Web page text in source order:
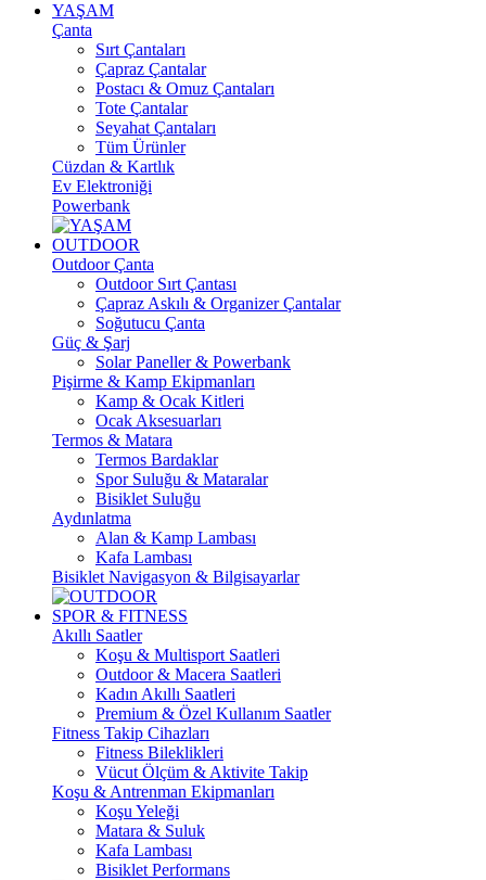
YAŞAM
Çanta
Sırt Çantaları
Çapraz Çantalar
Postacı & Omuz Çantaları
Tote Çantalar
Seyahat Çantaları
Tüm Ürünler
Cüzdan & Kartlık
Ev Elektroniği
Powerbank
OUTDOOR
Outdoor Çanta
Outdoor Sırt Çantası
Çapraz Askılı & Organizer Çantalar
Soğutucu Çanta
Güç & Şarj
Solar Paneller & Powerbank
Pişirme & Kamp Ekipmanları
Kamp & Ocak Kitleri
Ocak Aksesuarları
Termos & Matara
Termos Bardaklar
Spor Suluğu & Mataralar
Bisiklet Suluğu
Aydınlatma
Alan & Kamp Lambası
Kafa Lambası
Bisiklet Navigasyon & Bilgisayarlar
SPOR & FITNESS
Akıllı Saatler
Koşu & Multisport Saatleri
Outdoor & Macera Saatleri
Kadın Akıllı Saatleri
Premium & Özel Kullanım Saatler
Fitness Takip Cihazları
Fitness Bileklikleri
Vücut Ölçüm & Aktivite Takip
Koşu & Antrenman Ekipmanları
Koşu Yeleği
Matara & Suluk
Kafa Lambası
Bisiklet Performans